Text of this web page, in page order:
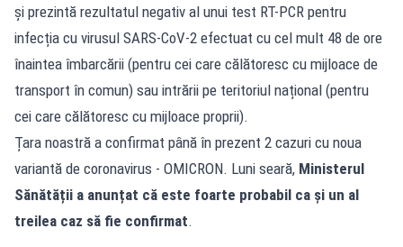
și prezintă rezultatul negativ al unui test RT-PCR pentru
infecția cu virusul SARS-CoV-2 efectuat cu cel mult 48 de ore
înaintea îmbarcării (pentru cei care călătoresc cu mijloace de
transport în comun) sau intrării pe teritoriul național (pentru
cei care călătoresc cu mijloace proprii).
Țara noastră a confirmat până în prezent 2 cazuri cu noua
variantă de coronavirus - OMICRON. Luni seară, Ministerul
Sănătății a anunțat că este foarte probabil ca și un al
treilea caz să fie confirmat.